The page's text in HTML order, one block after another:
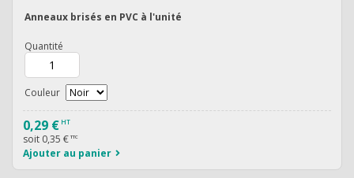
Anneaux brisés en PVC à l'unité
Quantité
Couleur
0,29 € HT
soit 0,35 € TTC
Ajouter au panier